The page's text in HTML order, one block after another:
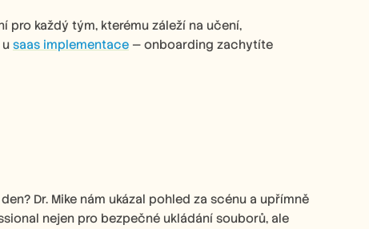
každý tým, kterému záleží na učení,
saas implementace — onboarding zachytíte
Dr. Mike nám ukázal pohled za scénu a upřímně
nejen pro bezpečné ukládání souborů, ale